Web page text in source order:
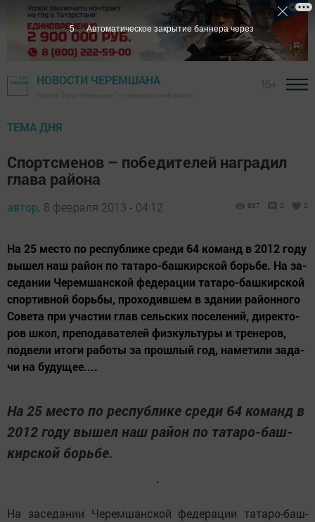
НОВОСТИ ЧЕРЕМШАНА
ТЕМА ДНЯ
Спортсменов – победителей наградил
глава района
автор, 8 февраля 2013 - 04:12 867 0 0
На 25 мес­то по рес­пуб­ли­ке сре­ди 64 ко­манд в 2012 го­ду
вы­шел наш ра­йон по та­та­ро-баш­кирс­кой борь­бе. На за­
се­да­нии Че­рем­шанс­кой фе­де­ра­ции та­та­ро-баш­кирс­кой
спор­тив­ной борь­бы, про­хо­див­шем в зда­нии ра­йон­но­го
Со­ве­та при учас­тии глав сельс­ких по­се­ле­ний, ди­рек­то­
ров школ, пре­по­да­ва­те­лей физ­куль­ту­ры и тре­не­ров,
под­вели ито­ги ра­бо­ты за прош­лый год, на­ме­тили за­да­
чи на бу­ду­щее....
На 25 мес­то по рес­пуб­ли­ке сре­ди 64 ко­манд в
2012 го­ду вы­шел наш ра­йон по та­та­ро-баш­
кирс­кой борь­бе.
На за­се­да­нии Че­рем­шанс­кой фе­де­ра­ции та­та­ро-баш­
4 Автоматическое закрытие баннера через